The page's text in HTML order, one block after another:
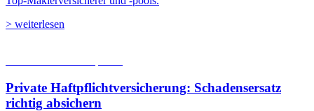
> weiterlesen
Private Haftpflicht­versicherung: Schadensersatz
richtig absichern